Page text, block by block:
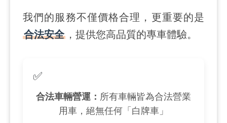
我們的服務不僅價格合理，更重要的是
合法安全 ，提供您高品質的專車體驗。
✅
合法車輛營運： 所有車輛皆為合法營業
用車，絕無任何「白牌車」